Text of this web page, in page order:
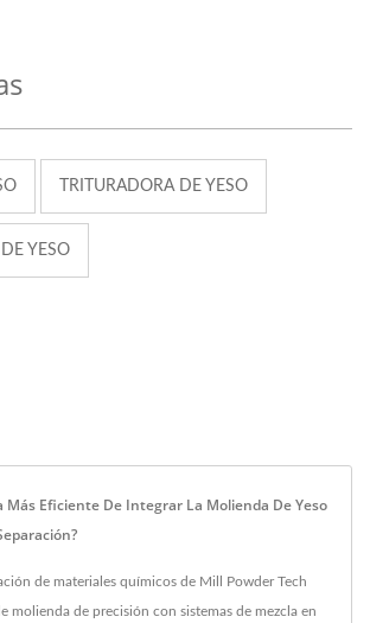
TRITURADORA DE YESO
YESO
Más Eficiente De Integrar La Molienda De Yeso
de materiales químicos de Mill Powder Tech
molienda de precisión con sistemas de mezcla en